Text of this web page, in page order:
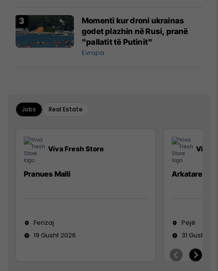
Momenti kur droni ukrainas
godet plazhin në Rusi, pranë
"pallatit të Putinit"
Evropa
Jobs Real Estate
Viva Fresh Store
Pranues Malli
Ferizaj
19 Gusht 2026
Viva
Arkatare
Pejë
31 Gusht